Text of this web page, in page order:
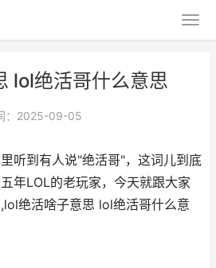
lol绝活哥什么意思
：2025-09-05
听到有人说"绝活哥"，这词儿到底
年LOL的老玩家，今天就跟大家
绝活啥子意思 lol绝活哥什么意